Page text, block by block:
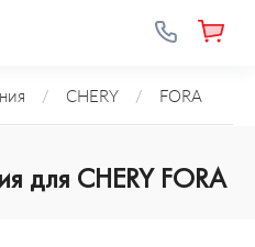
/ CHERY / FORA
для CHERY FORA